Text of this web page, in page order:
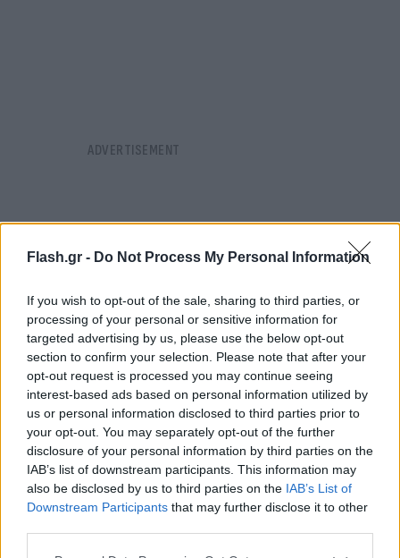
Flash.gr - Do Not Process My Personal Information
If you wish to opt-out of the sale, sharing to third parties, or
processing of your personal or sensitive information for
targeted advertising by us, please use the below opt-out
section to confirm your selection. Please note that after your
opt-out request is processed you may continue seeing
interest-based ads based on personal information utilized by
us or personal information disclosed to third parties prior to
your opt-out. You may separately opt-out of the further
disclosure of your personal information by third parties on the
IAB’s list of downstream participants. This information may
also be disclosed by us to third parties on the IAB’s List of
Downstream Participants that may further disclose it to other
Η Ευρώπη είναι η περιοχή με τη μεγαλύτερη
κατανάλωση οινοπνεύματος στον κόσμο, με το 20%
του πληθυσμού να έχει πιεί μεγάλες ποσότητες
ποτών. Τα δεδομένα από την τελευταία έκθεση του